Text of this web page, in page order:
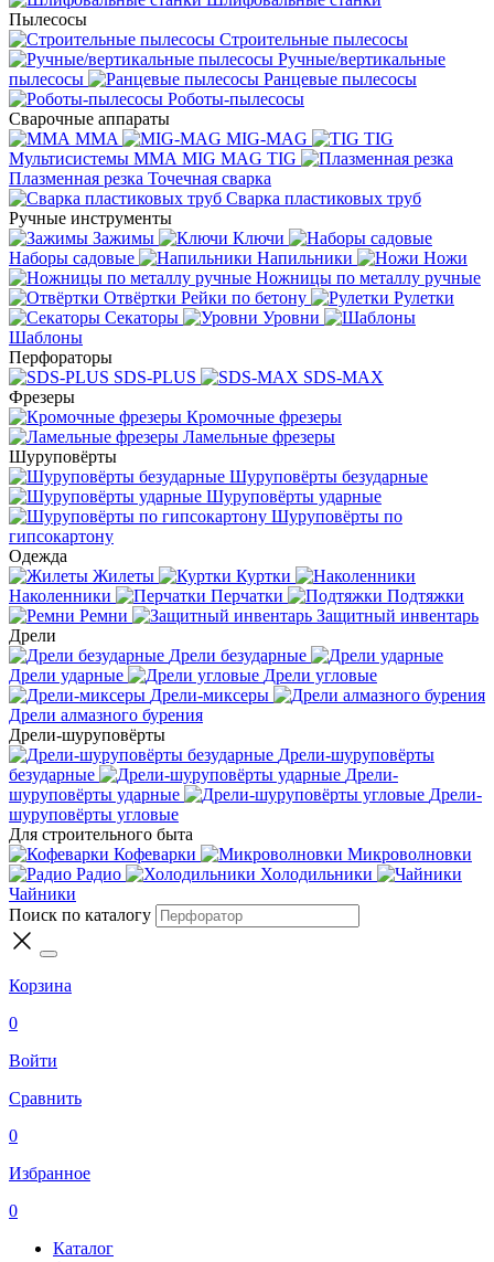
Пылесосы
Строительные пылесосы
Ручные/вертикальные
пылесосы
Ранцевые пылесосы
Роботы-пылесосы
Сварочные аппараты
MMA
MIG-MAG
TIG
Мультисистемы ММА MIG MAG TIG
Плазменная резка Точечная сварка
Cварка пластиковых труб
Ручные инструменты
Зажимы
Ключи
Наборы садовые
Напильники
Ножи
Ножницы по металлу ручные
Отвёртки Рейки по бетону
Рулетки
Секаторы
Уровни
Шаблоны
Перфораторы
SDS-PLUS
SDS-MAX
Фрезеры
Кромочные фрезеры
Ламельные фрезеры
Шуруповёрты
Шуруповёрты безударные
Шуруповёрты ударные
Шуруповёрты по
гипсокартону
Одежда
Жилеты
Куртки
Наколенники
Перчатки
Подтяжки
Ремни
Защитный инвентарь
Дрели
Дрели безударные
Дрели ударные
Дрели угловые
Дрели-миксеры
Дрели алмазного бурения
Дрели-шуруповёрты
Дрели-шуруповёрты
безударные
Дрели-
шуруповёрты ударные
Дрели-
шуруповёрты угловые
Для строительного быта
Кофеварки
Микроволновки
Радио
Холодильники
Чайники
Поиск по каталогу
Корзина
0
Войти
Сравнить
0
Избранное
0
Каталог